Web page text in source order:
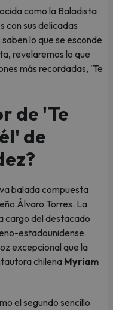
como la Baladista
con sus delicadas
lo que se esconde
revelaremos lo que
más recordadas, 'Te
de 'Te
de
balada compuesta
Álvaro Torres. La
cargo del destacado
estadounidense
excepcional que la
chilena Myriam
el segundo sencillo